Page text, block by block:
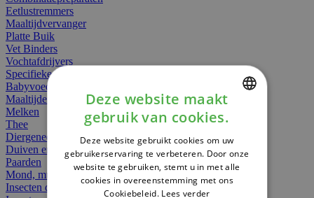
Eetlustremmers
Maaltijdvervanger
Platte Buik
Vet Binders
Vochtafdrijvers
Specifieke Voeding
Babyvoeding
Maaltijden
Melken
Thee
Diergeneesmiddelen
Duiven en vogels
Paarden
Mond, muil of snavel
Insecten dieren
DUTCH
FRENCH
ENGLISH
Deze website maakt
gebruik van cookies.
Deze website gebruikt cookies om uw
gebruikerservaring te verbeteren. Door onze
website te gebruiken, stemt u in met alle
cookies in overeenstemming met ons
Cookiebeleid. Lees verder